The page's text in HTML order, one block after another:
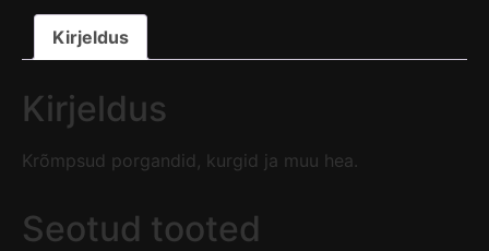
Kirjeldus
Kirjeldus
Krõmpsud porgandid, kurgid ja muu hea.
Seotud tooted